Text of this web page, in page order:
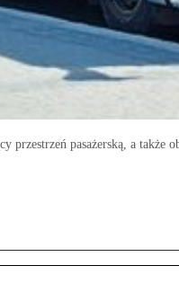
przestrzeń pasażerską, a także